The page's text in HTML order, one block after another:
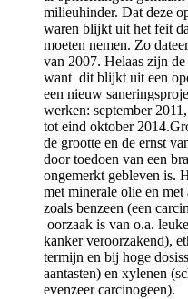
milieuhinder. Dat deze
waren blijkt uit het feit
moeten nemen. Zo
van 2007. Helaas zijn
want dit blijkt uit een
een nieuw
werken: september
tot eind oktober
de grootte en de ernst
door toedoen van een
ongemerkt gebleven is.
met minerale olie en
zoals benzeen (een
oorzaak is van o.a.
kanker veroorzakend),
termijn en bij hoge
aantasten) en xylenen
evenzeer carcinogeen).